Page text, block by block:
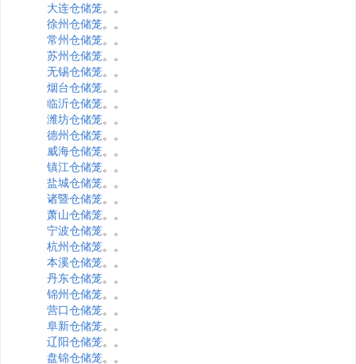
大连仓储笼。。
徐州仓储笼。。
常州仓储笼。。
苏州仓储笼。。
无锡仓储笼。。
烟台仓储笼。。
临沂仓储笼。。
潍坊仓储笼。。
德州仓储笼。。
威海仓储笼。。
镇江仓储笼。。
盐城仓储笼。。
诸暨仓储笼。。
萧山仓储笼。。
宁波仓储笼。。
杭州仓储笼。。
本溪仓储笼。。
丹东仓储笼。。
锦州仓储笼。。
营口仓储笼。。
阜新仓储笼。。
辽阳仓储笼。。
盘锦仓储笼。。